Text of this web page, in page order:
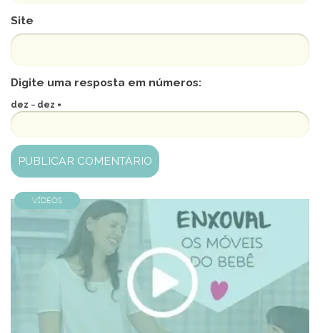
Site
Digite uma resposta em números:
dez − dez =
Vídeos